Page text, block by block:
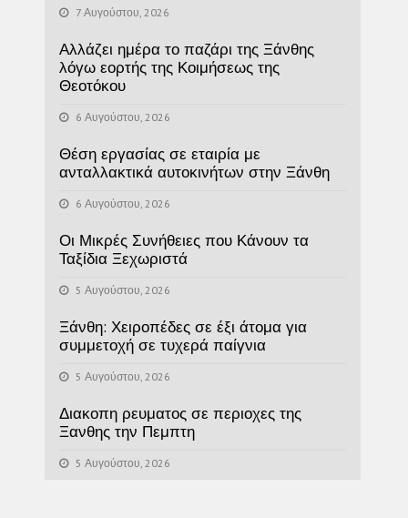
7 Αυγούστου, 2026
Αλλάζει ημέρα το παζάρι της Ξάνθης
λόγω εορτής της Κοιμήσεως της
Θεοτόκου
6 Αυγούστου, 2026
Θέση εργασίας σε εταιρία με
ανταλλακτικά αυτοκινήτων στην Ξάνθη
6 Αυγούστου, 2026
Οι Μικρές Συνήθειες που Κάνουν τα
Ταξίδια Ξεχωριστά
5 Αυγούστου, 2026
Ξάνθη: Χειροπέδες σε έξι άτομα για
συμμετοχή σε τυχερά παίγνια
5 Αυγούστου, 2026
Διακοπη ρευματος σε περιοχες της
Ξανθης την Πεμπτη
5 Αυγούστου, 2026